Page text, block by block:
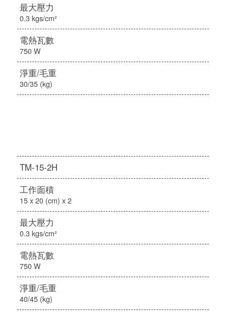
最大壓力
0.3 kgs/cm²
電熱瓦數
750 W
淨重/毛重
30/35 (kg)
TM-15-2H
工作面積
15 x 20 (cm) x 2
最大壓力
0.3 kgs/cm²
電熱瓦數
750 W
淨重/毛重
40/45 (kg)